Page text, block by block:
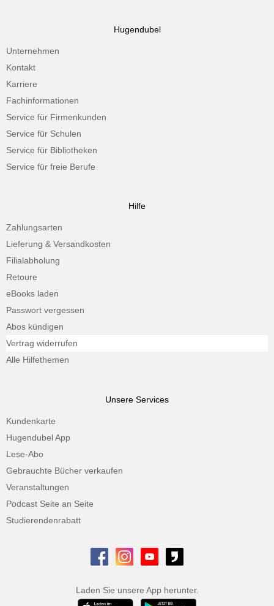
Hugendubel
Unternehmen
Kontakt
Karriere
Fachinformationen
Service für Firmenkunden
Service für Schulen
Service für Bibliotheken
Service für freie Berufe
Hilfe
Zahlungsarten
Lieferung & Versandkosten
Filialabholung
Retoure
eBooks laden
Passwort vergessen
Abos kündigen
Vertrag widerrufen
Alle Hilfethemen
Unsere Services
Kundenkarte
Hugendubel App
Lese-Abo
Gebrauchte Bücher verkaufen
Veranstaltungen
Podcast Seite an Seite
Studierendenrabatt
Laden Sie unsere App herunter.